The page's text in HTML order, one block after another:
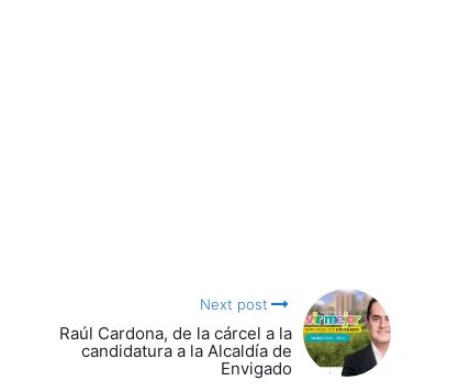
Next post
Raúl Cardona, de la cárcel a la
candidatura a la Alcaldía de
Envigado